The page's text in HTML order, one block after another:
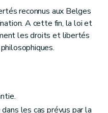
compétences des régions
spéciales
PREVENTION ET DU REGLEMENT DE CONFLITS
reconnus aux Belges
A cette fin, la loi et
les droits et libertés
les cas prévus par la